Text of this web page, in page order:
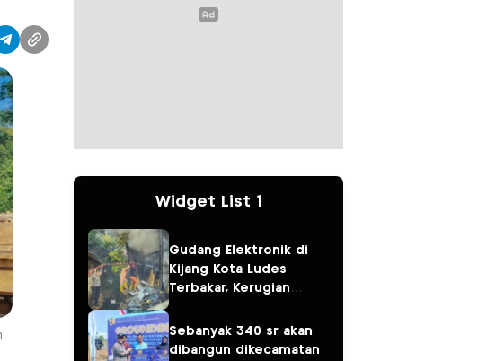
Widget List 1
Gudang Elektronik di
Kijang Kota Ludes
Terbakar, Kerugian
Juta
Sebanyak 340 sr akan
dibangun dikecamatan